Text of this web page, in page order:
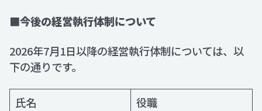
■今後の経営執行体制について
2026年7月1日以降の経営執行体制については、以
下の通りです。
氏名
役職